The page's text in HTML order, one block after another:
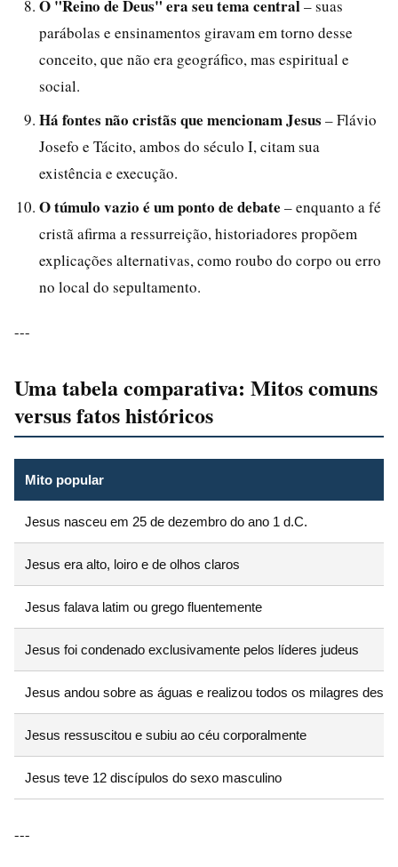
O "Reino de Deus" era seu tema central– suas
parábolas e ensinamentos giravam em torno desse
conceito, que não era geográfico, mas espiritual e
social.
Há fontes não cristãs que mencionam Jesus – Flávio
Josefo e Tácito, ambos do século I, citam sua
existência e execução.
O túmulo vazio é um ponto de debate – enquanto a fé
cristã afirma a ressurreição, historiadores propõem
explicações alternativas, como roubo do corpo ou erro
no local do sepultamento.
---
Uma tabela comparativa: Mitos comuns
versus fatos históricos
Mito popular
Jesus nasceu em 25 de dezembro do ano 1 d.C.
Jesus era alto, loiro e de olhos claros
Jesus falava latim ou grego fluentemente
Jesus foi condenado exclusivamente pelos líderes judeus
Jesus andou sobre as águas e realizou todos os milagres
Jesus ressuscitou e subiu ao céu corporalmente
Jesus teve 12 discípulos do sexo masculino
---